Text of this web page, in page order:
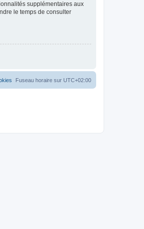
supplémentaires aux
le temps de consulter
Fuseau horaire sur UTC+02:00